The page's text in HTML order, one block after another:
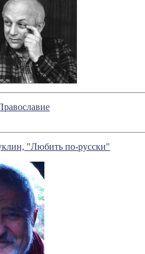
"Любить по-русски"